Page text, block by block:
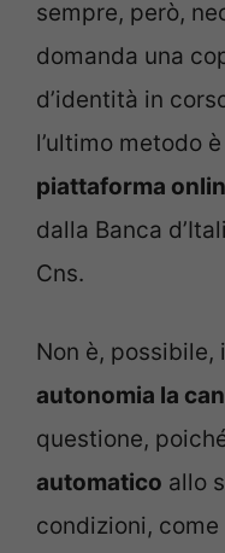
sempre, però,
domanda una
d’identità in
l’ultimo metodo
piattaforma
dalla Banca
Cns.
Non è, possibile,
autonomia la
questione,
automatico allo
condizioni,